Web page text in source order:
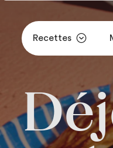
Aller au contenu
Recettes